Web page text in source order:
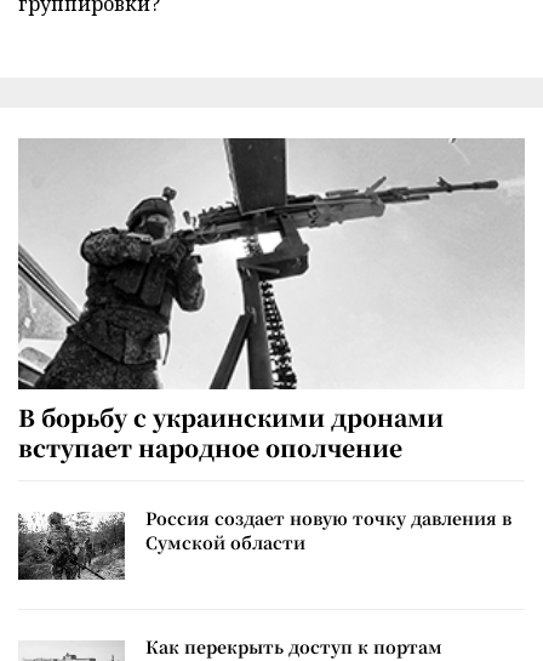
В борьбу с украинскими дронами
вступает народное ополчение
Россия создает новую точку давления в
Сумской области
Как перекрыть доступ к портам